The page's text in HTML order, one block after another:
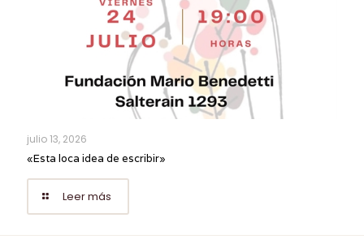
julio 13, 2026
«Esta loca idea de escribir»
Leer más